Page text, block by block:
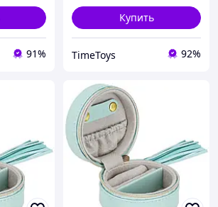
91%
Купить
TimeToys 92%